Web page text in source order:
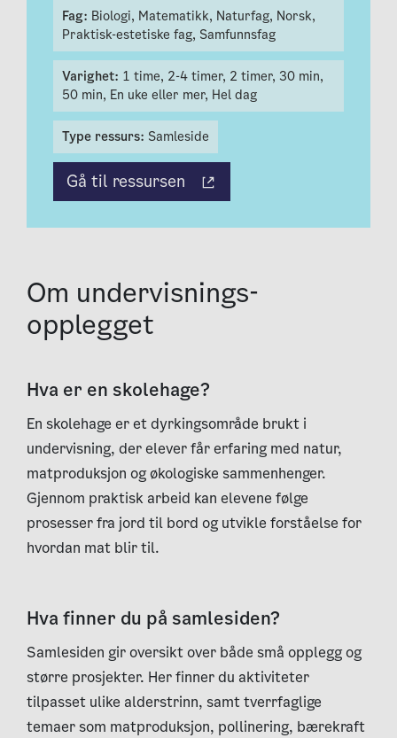
Om under­visnings­
opplegget
Hva er en skolehage?
En skolehage er et dyrkingsområde brukt i
undervisning, der elever får erfaring med natur,
matproduksjon og økologiske sammenhenger.
Gjennom praktisk arbeid kan elevene følge
prosesser fra jord til bord og utvikle forståelse for
hvordan mat blir til.
Hva finner du på samlesiden?
Samlesiden gir oversikt over både små opplegg og
større prosjekter. Her finner du aktiviteter
tilpasset ulike alderstrinn, samt tverrfaglige
temaer som matproduksjon, pollinering, bærekraft
Fag: Biologi, Matematikk, Naturfag, Norsk,
Praktisk-estetiske fag, Samfunnsfag
Varighet: 1 time, 2-4 timer, 2 timer, 30 min,
50 min, En uke eller mer, Hel dag
Type ressurs: Samleside
Gå til ressursen